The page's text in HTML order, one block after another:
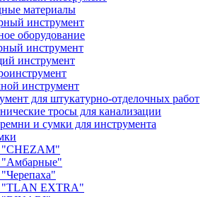
материалы
инструмент
оборудование
инструмент
инструмент
инструмент
для штукатурно-отделочных работ
тросы для канализации
и сумки для инструмента
"CHEZAM"
"Амбарные"
"TLAN EXTRA"